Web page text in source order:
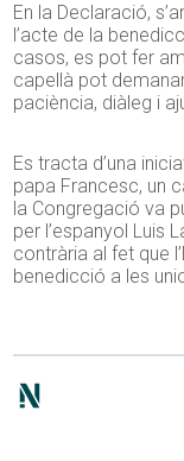
En la Declaració,
l’acte de la
casos, es pot fer
capellà pot
paciència, diàleg i
Es tracta d’una
papa Francesc, un
la Congregació va
per l’espanyol Luis
contrària al fet que
benedicció a les